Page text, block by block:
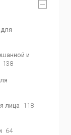
и
138
лица 118
64